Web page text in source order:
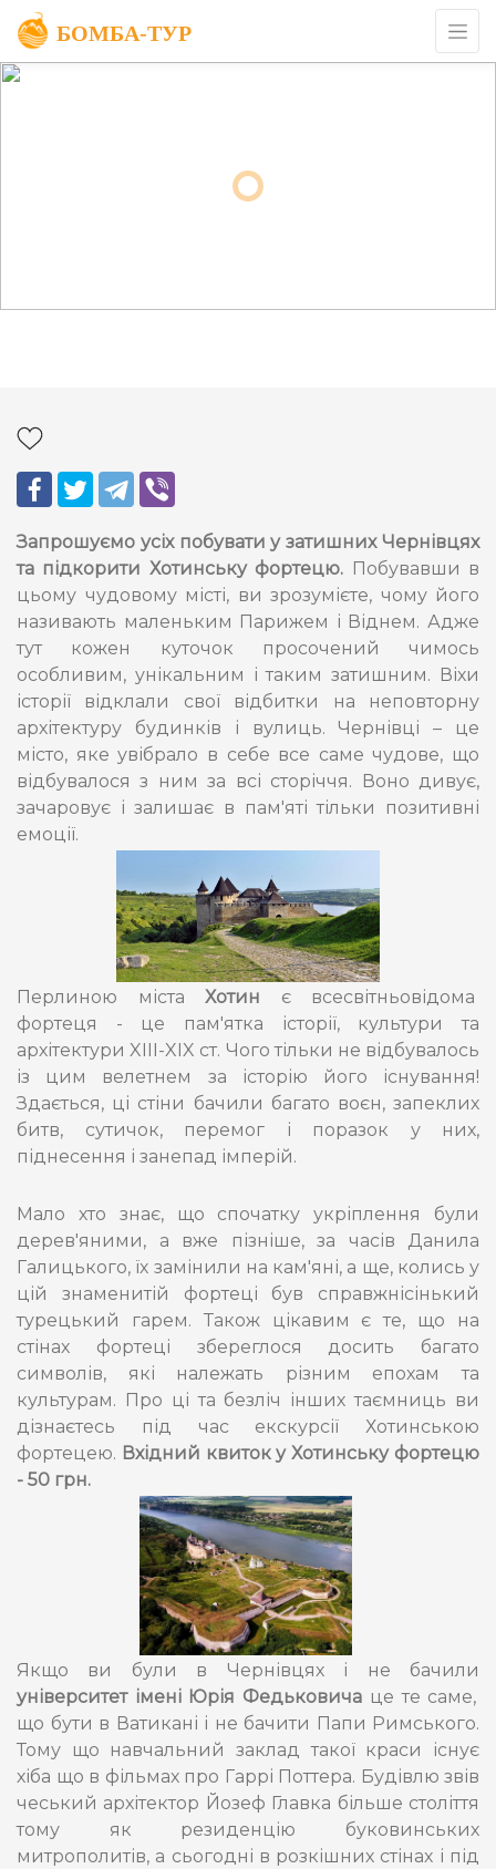
Запрошуємо усіх побувати у затишних Чернівцях
та підкорити Хотинську фортецю. Побувавши в
цьому чудовому місті, ви зрозумієте, чому його
називають маленьким Парижем і Віднем. Адже
тут кожен куточок просочений чимось
особливим, унікальним і таким затишним. Віхи
історії відклали свої відбитки на неповторну
архітектуру будинків і вулиць. Чернівці – це
місто, яке увібрало в себе все саме чудове, що
відбувалося з ним за всі сторіччя. Воно дивує,
зачаровує і залишає в пам'яті тільки позитивні
емоції.
Перлиною міста Хотин є всесвітньовідома
фортеця - це пам'ятка історії, культури та
архітектури XIII-XIX ст. Чого тільки не відбувалось
із цим велетнем за історію його існування!
Здається, ці стіни бачили багато воєн, запеклих
битв, сутичок, перемог і поразок у них,
піднесення і занепад імперій.
Мало хто знає, що спочатку укріплення були
дерев'яними, а вже пізніше, за часів Данила
Галицького, їх замінили на кам'яні, а ще, колись у
цій знаменитій фортеці був справжнісінький
турецький гарем. Також цікавим є те, що на
стінах фортеці збереглося досить багато
символів, які належать різним епохам та
культурам. Про ці та безліч інших таємниць ви
дізнаєтесь під час екскурсії Хотинською
фортецею. Вхідний квиток у Хотинську фортецю
- 50 грн.
Якщо ви були в Чернівцях і не бачили
університет імені Юрія Федьковича це те саме,
що бути в Ватикані і не бачити Папи Римського.
Тому що навчальний заклад такої краси існує
хіба що в фільмах про Гаррі Поттера. Будівлю звів
чеський архітектор Йозеф Главка більше століття
тому як резиденцію буковинських
митрополитів, а сьогодні в розкішних стінах і під